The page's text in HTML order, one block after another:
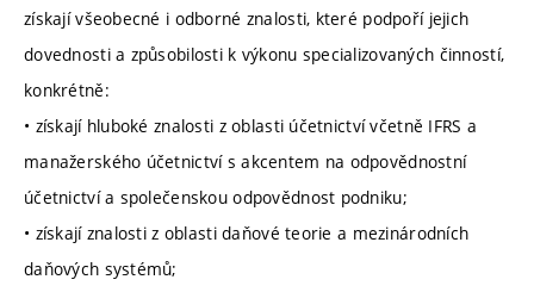
získají všeobecné i odborné znalosti, které podpoří jejich
dovednosti a způsobilosti k výkonu specializovaných činností,
konkrétně:
• získají hluboké znalosti z oblasti účetnictví včetně IFRS a
manažerského účetnictví s akcentem na odpovědnostní
účetnictví a společenskou odpovědnost podniku;
• získají znalosti z oblasti daňové teorie a mezinárodních
daňových systémů;